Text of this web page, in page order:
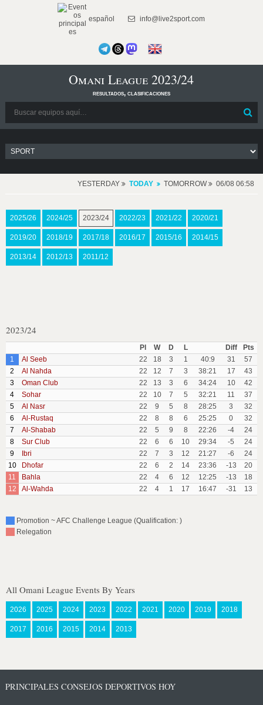
español info@live2sport.com
Omani League 2023/24
resultados, clasificaciones
YESTERDAY TODAY TOMORROW 06/08 06:58
2025/26 2024/25 2023/24 2022/23 2021/22 2020/21
2019/20 2018/19 2017/18 2016/17 2015/16 2014/15
2013/14 2012/13 2011/12
2023/24
Pl W D L Diff
Pts
1
Al Seeb 22 18 3 1 40:9 31
57
2
Al Nahda 22 12 7 3 38:21 17
43
3
Oman Club 22 13 3 6 34:24 10
42
4
Sohar 22 10 7 5 32:21 11
37
5
Al Nasr 22 9 5 8 28:25 3
32
6
Al-Rustaq 22 8 8 6 25:25 0
32
7
Al-Shabab 22 5 9 8 22:26 -4
24
8
Sur Club 22 6 6 10 29:34 -5
24
9
Ibri 22 7 3 12 21:27 -6
24
10
Dhofar 22 6 2 14 23:36 -13
20
11
Bahla 22 4 6 12 12:25 -13
18
12
Al-Wahda 22 4 1 17 16:47 -31 13
Promotion ~ AFC Challenge League (Qualification: )
Relegation
All Omani League Events By Years
2026 2025 2024 2023 2022 2021 2020 2019 2018
2017 2016 2015 2014 2013
PRINCIPALES CONSEJOS DEPORTIVOS HOY